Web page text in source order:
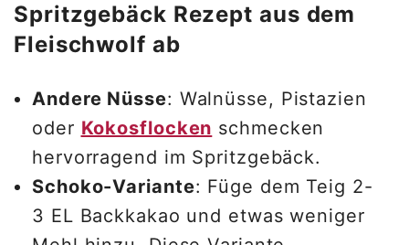
Spritzgebäck Rezept aus dem
Fleischwolf ab
Andere Nüsse: Walnüsse, Pistazien
oder Kokosflocken schmecken
hervorragend im Spritzgebäck.
Schoko-Variante: Füge dem Teig 2-
3 EL Backkakao und etwas weniger